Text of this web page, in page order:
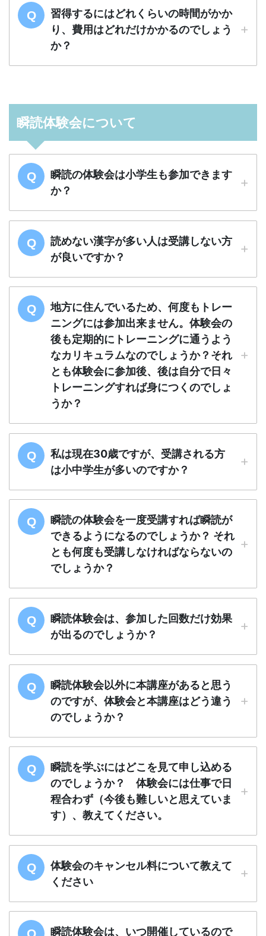
習得するにはどれくらいの時間がかか
り、費用はどれだけかかるのでしょう
か？
瞬読体験会について
瞬読の体験会は小学生も参加できます
か？
読めない漢字が多い人は受講しない方
が良いですか？
地方に住んでいるため、何度もトレー
ニングには参加出来ません。体験会の
後も定期的にトレーニングに通うよう
なカリキュラムなのでしょうか？それ
とも体験会に参加後、後は自分で日々
トレーニングすれば身につくのでしょ
うか？
私は現在30歳ですが、受講される方
は小中学生が多いのですか？
瞬読の体験会を一度受講すれば瞬読が
できるようになるのでしょうか？ それ
とも何度も受講しなければならないの
でしょうか？
瞬読体験会は、参加した回数だけ効果
が出るのでしょうか？
瞬読体験会以外に本講座があると思う
のですが、体験会と本講座はどう違う
のでしょうか？
瞬読を学ぶにはどこを見て申し込める
のでしょうか？ 体験会には仕事で日
程合わず（今後も難しいと思えていま
す）、教えてください。
体験会のキャンセル料について教えて
ください
瞬読体験会は、いつ開催しているので